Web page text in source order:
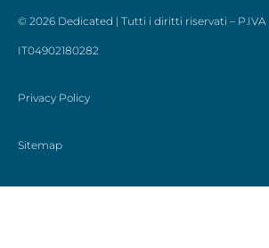
© 2026 Dedicated | Tutti i diritti riservati – P.IVA
IT04902180282
Privacy Policy
Sitemap